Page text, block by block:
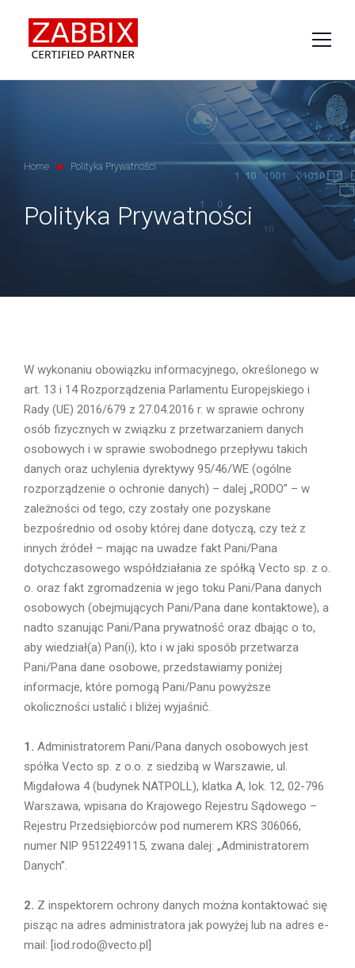
Usługi
Wsparcie techniczne
Szkolenia
Home Polityka Prywatności
Polityka Prywatności
W wykonaniu obowiązku informacyjnego, określonego w
art. 13 i 14 Rozporządzenia Parlamentu Europejskiego i
Rady (UE) 2016/679 z 27.04.2016 r. w sprawie ochrony
osób fizycznych w związku z przetwarzaniem danych
osobowych i w sprawie swobodnego przepływu takich
danych oraz uchylenia dyrektywy 95/46/WE (ogólne
rozporządzenie o ochronie danych) – dalej „RODO” – w
zależności od tego, czy zostały one pozyskane
bezpośrednio od osoby której dane dotyczą, czy też z
innych źródeł – mając na uwadze fakt Pani/Pana
dotychczasowego współdziałania ze spółką Vecto sp. z o.
o. oraz fakt zgromadzenia w jego toku Pani/Pana danych
osobowych (obejmujących Pani/Pana dane kontaktowe), a
nadto szanując Pani/Pana prywatność oraz dbając o to,
aby wiedział(a) Pan(i), kto i w jaki sposób przetwarza
Pani/Pana dane osobowe, przedstawiamy poniżej
informacje, które pomogą Pani/Panu powyższe
okoliczności ustalić i bliżej wyjaśnić.
1. Administratorem Pani/Pana danych osobowych jest
spółka Vecto sp. z o.o. z siedzibą w Warszawie, ul.
Migdałowa 4 (budynek NATPOLL), klatka A, lok. 12, 02-796
Warszawa, wpisana do Krajowego Rejestru Sądowego –
Rejestru Przedsiębiorców pod numerem KRS 306066,
numer NIP 9512249115, zwana dalej: „Administratorem
Danych”.
2. Z inspektorem ochrony danych można kontaktować się
pisząc na adres administratora jak powyżej lub na adres e-
mail: [iod.rodo@vecto.pl]